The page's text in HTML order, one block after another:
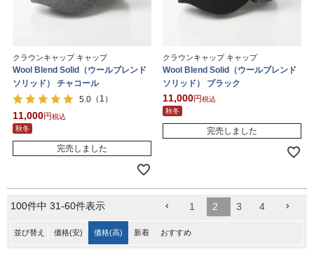
クラウンキャップ キャップ
Wool Blend Solid（ウールブレンド
ソリッド） チャコール
5.0 （1）
11,000
税込
秋冬
完売しました
クラウンキャップ キャップ
Wool Blend Solid（ウールブレンド
ソリッド） ブラック
11,000
税込
秋冬
完売しました
並び替え 価格(安) 価格(高) 新着 おすすめ
100件中 31-60件表示 1 2 3 4